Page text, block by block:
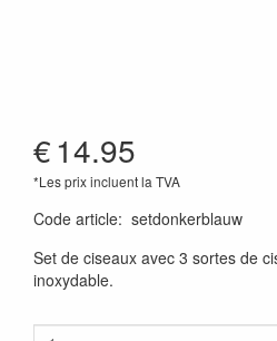
€14.95
*Les prix incluent la TVA
Code article: setdonkerblauw
Set de ciseaux avec 3 sortes de
inoxydable.